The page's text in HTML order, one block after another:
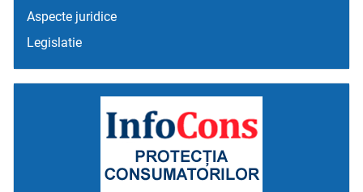
Aspecte juridice
Legislatie